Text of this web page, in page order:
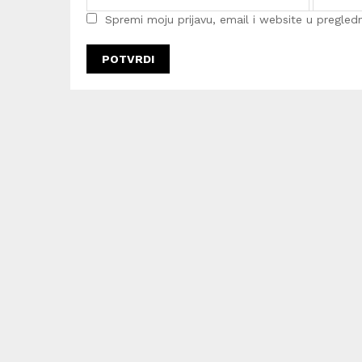
Spremi moju prijavu, email i website u